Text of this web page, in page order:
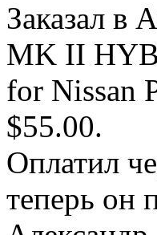
Заказал в
MK II
for Nissan
$55.00.
Оплатил
теперь он